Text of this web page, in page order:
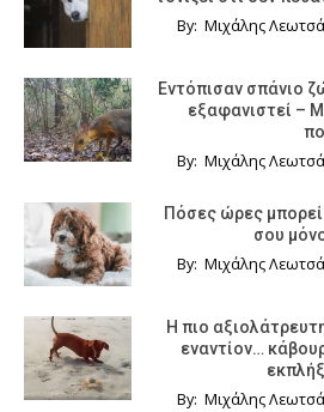
By: Μιχάλης
Εντόπισαν σπάνιο
εξαφανιστεί –
By: Μιχάλης
Πόσες ώρες
σου
By: Μιχάλης
Η πιο
εναντίον…
By: Μιχάλης